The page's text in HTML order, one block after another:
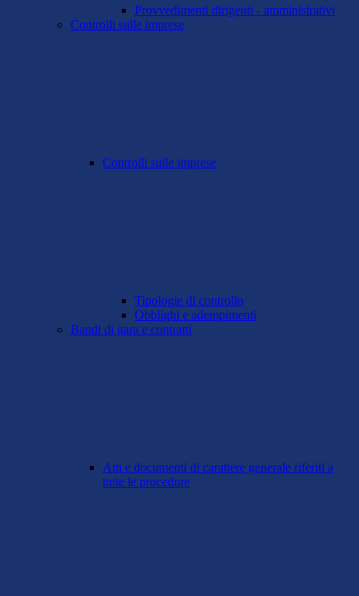
Provvedimenti dirigenti - amministrativi
Controlli sulle imprese
Controlli sulle imprese
Tipologie di controllo
Obblighi e adempimenti
Bandi di gara e contratti
Atti e documenti di carattere generale riferiti a
tutte le procedure